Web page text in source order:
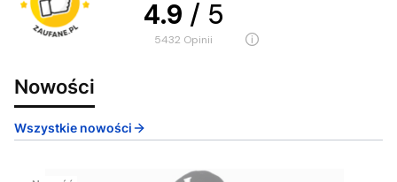
4.9 / 5
5432 opinii
Nowości
Wszystkie nowości